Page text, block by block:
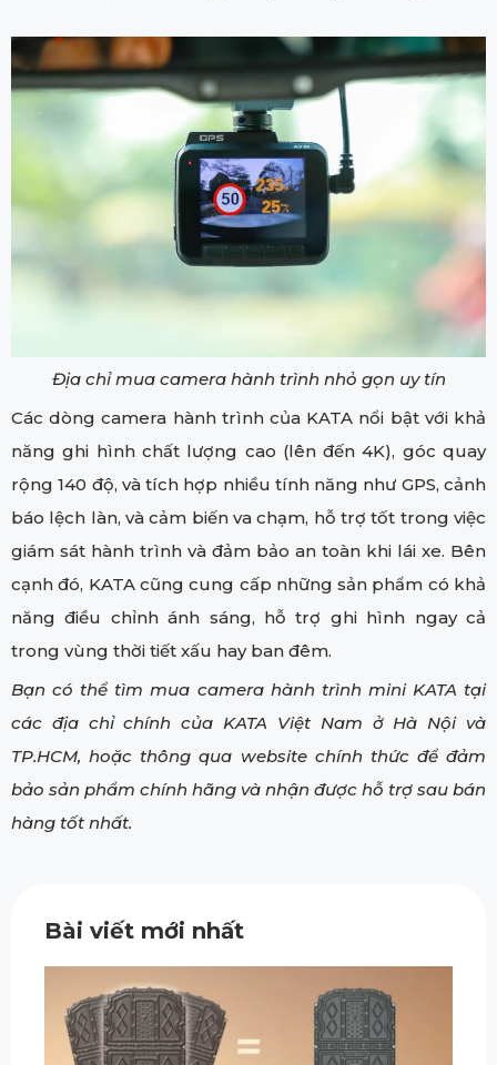
Địa chỉ mua camera hành trình nhỏ gọn uy tín
Các dòng camera hành trình của KATA nổi bật với khả
năng ghi hình chất lượng cao (lên đến 4K), góc quay
rộng 140 độ, và tích hợp nhiều tính năng như GPS, cảnh
báo lệch làn, và cảm biến va chạm, hỗ trợ tốt trong việc
giám sát hành trình và đảm bảo an toàn khi lái xe. Bên
cạnh đó, KATA cũng cung cấp những sản phẩm có khả
năng điều chỉnh ánh sáng, hỗ trợ ghi hình ngay cả
trong vùng thời tiết xấu hay ban đêm.
Bạn có thể tìm mua camera hành trình mini KATA tại
các địa chỉ chính của KATA Việt Nam ở Hà Nội và
TP.HCM, hoặc thông qua website chính thức để đảm
bảo sản phẩm chính hãng và nhận được hỗ trợ sau bán
hàng tốt nhất.
Bài viết mới nhất